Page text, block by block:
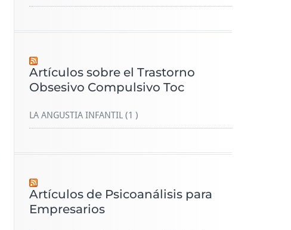
Artículos sobre el Trastorno
Obsesivo Compulsivo Toc
LA ANGUSTIA INFANTIL (1 )
Artículos de Psicoanálisis para
Empresarios